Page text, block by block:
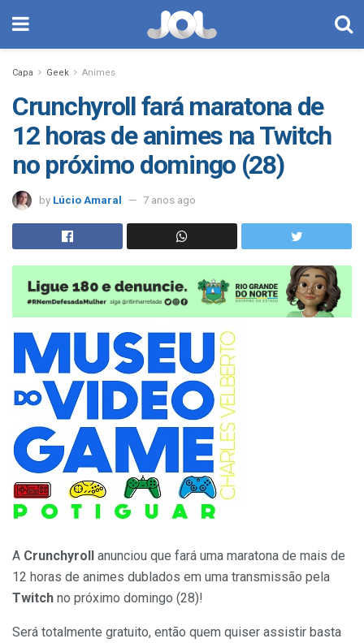
Capa Geek Animes
Crunchyroll fará maratona de
12 horas de animes na Twitch
no próximo domingo (28)
by Lúcio Amaral 7 anos ago
A Crunchyroll
anunciou que fará uma maratona de mais de
12 horas de animes dublados em uma transmissão pela
Twitch no próximo domingo (28)!
Será totalmente gratuito, então quem quiser assistir basta